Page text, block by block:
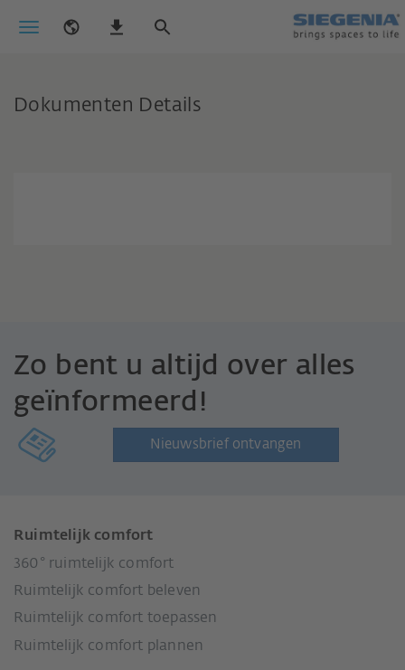
Dokumenten Details
Zo bent u altijd over alles
geïnformeerd!
Nieuwsbrief ontvangen
Ruimtelijk comfort
360° ruimtelijk comfort
Ruimtelijk comfort beleven
Ruimtelijk comfort toepassen
Ruimtelijk comfort plannen